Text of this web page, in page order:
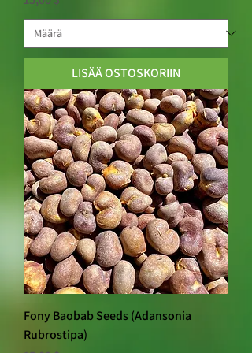
LISÄÄ OSTOSKORIIN
Fony Baobab Seeds (Adansonia
Rubrostipa)